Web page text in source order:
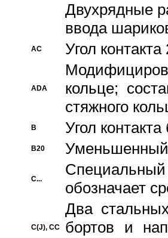
Двухрядные
ввода
AC Угол контакта
ADA
кольце;
стяжного
B Угол
B20
C...
обозначает
C(J), CC
Два
бортов и